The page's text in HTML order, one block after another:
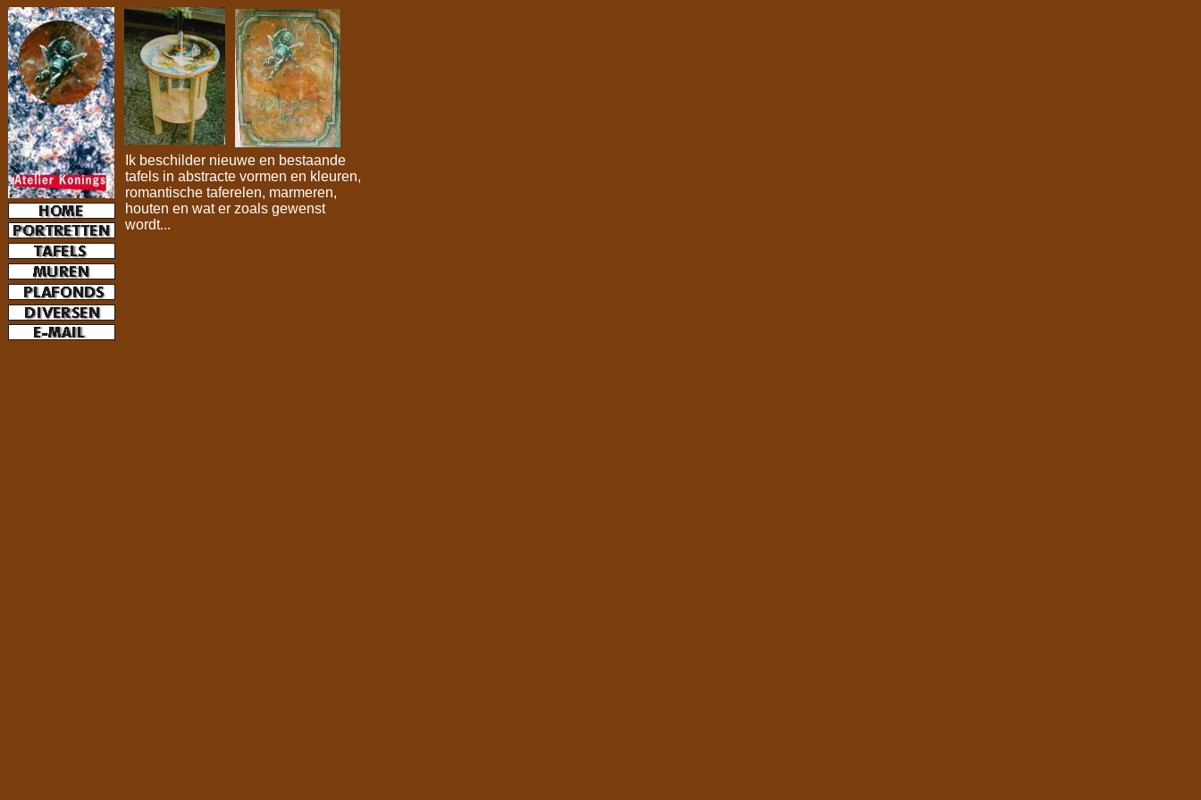
Ik beschilder nieuwe en bestaande
tafels in abstracte vormen en kleuren,
romantische taferelen, marmeren,
houten en wat er zoals gewenst
wordt...